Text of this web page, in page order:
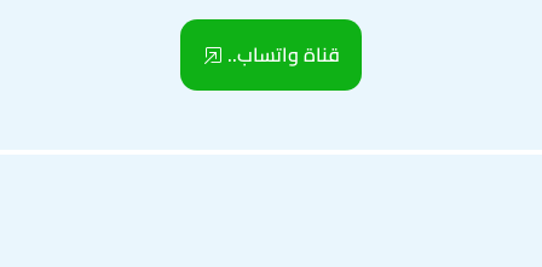
قناة واتساب..